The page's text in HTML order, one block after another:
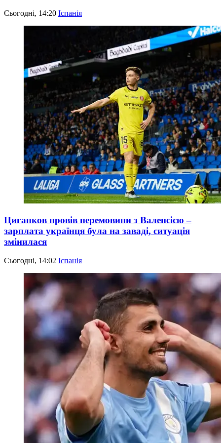
Сьогодні, 14:20 Іспанія
Циганков провів перемовини з Валенсією –
зарплата українця була на заваді, ситуація
змінилася
Сьогодні, 14:02 Іспанія